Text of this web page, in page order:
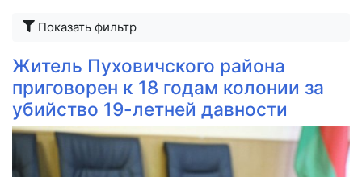
Показать фильтр
Житель Пуховичского района
приговорен к 18 годам колонии за
убийство 19-летней давности